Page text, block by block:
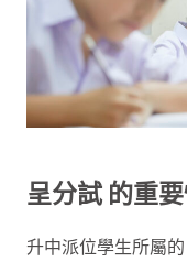
呈分試 的重
升中派位學生所屬